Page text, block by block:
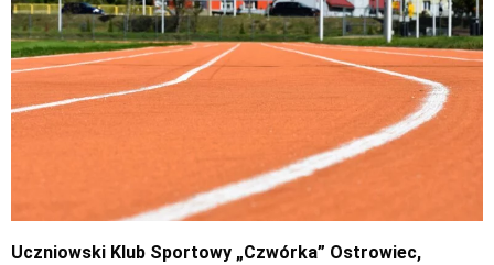
Uczniowski Klub Sportowy „Czwórka” Ostrowiec,